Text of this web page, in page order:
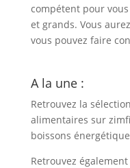
compétent pour
et grands. Vous
vous pouvez faire
A la une :
Retrouvez la
alimentaires sur
boissons
Retrouvez également